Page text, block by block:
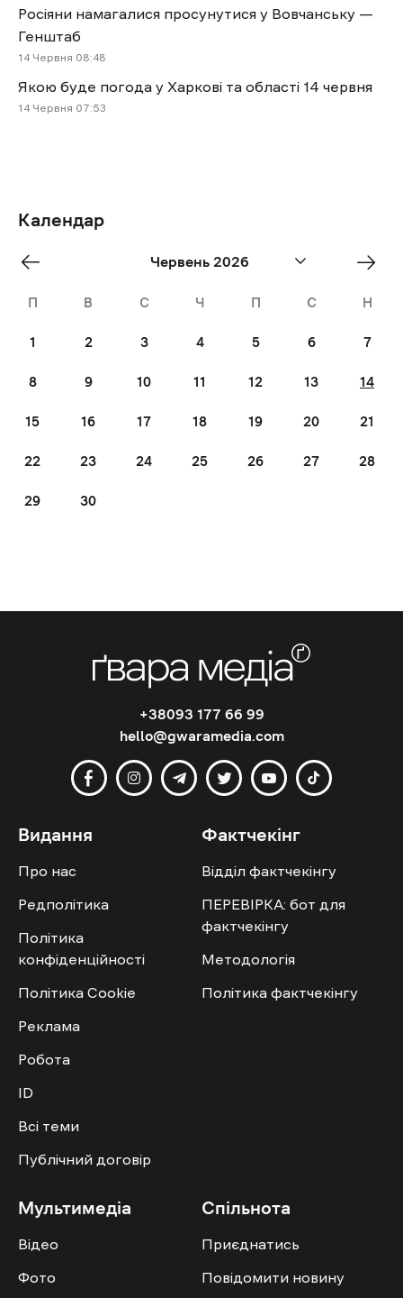
Росіяни намагалися просунутися у Вовчанську —
Генштаб
14 Червня 08:48
Якою буде погода у Харкові та області 14 червня
14 Червня 07:53
Календар
Червень 2026
П В С Ч П С Н
1 2 3 4 5 6 7
8 9 10 11 12 13 14
15 16 17 18 19 20 21
22 23 24 25 26 27 28
29 30
«
Трав
Jul
»
+38093 177 66 99
hello@gwaramedia.com
Видання
Про нас
Редполітика
Політика
конфіденційності
Політика Cookie
Реклама
Робота
ID
Всі теми
Публічний договір
Фактчекінг
Відділ фактчекінгу
ПЕРЕВІРКА: бот для
фактчекінгу
Методологія
Політика фактчекінгу
Мультимедіа
Відео
Фото
Спільнота
Приєднатись
Повідомити новину